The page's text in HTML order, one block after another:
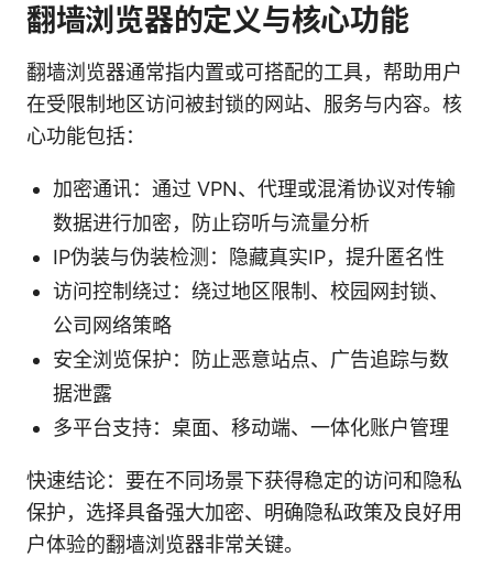
翻墙浏览器的定义与核心功能
翻墙浏览器通常指内置或可搭配的工具，帮助用户
在受限制地区访问被封锁的网站、服务与内容。核
心功能包括：
加密通讯：通过 VPN、代理或混淆协议对传输
数据进行加密，防止窃听与流量分析
IP伪装与伪装检测：隐藏真实IP，提升匿名性
访问控制绕过：绕过地区限制、校园网封锁、
公司网络策略
安全浏览保护：防止恶意站点、广告追踪与数
据泄露
多平台支持：桌面、移动端、一体化账户管理
快速结论：要在不同场景下获得稳定的访问和隐私
保护，选择具备强大加密、明确隐私政策及良好用
户体验的翻墙浏览器非常关键。